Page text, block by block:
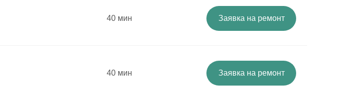
40 мин Заявка на ремонт
40 мин Заявка на ремонт